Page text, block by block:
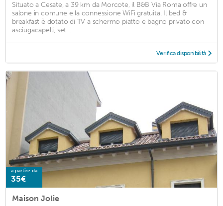
Situato a Cesate, a 39 km da Morcote, il B&B Via Roma offre un
salone in comune e la connessione WiFi gratuita. Il bed &
breakfast è dotato di TV a schermo piatto e bagno privato con
asciugacapelli, set ...
Verifica disponibilità
a partire da
35€
Maison Jolie